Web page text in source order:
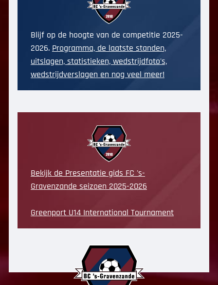
Blijf op de hoogte van de competitie 2025-
2026. Programma, de laatste standen,
uitslagen, statistieken, wedstrijdfoto's,
wedstrijdverslagen en nog veel meer!
Bekijk de Presentatie gids FC 's-
Gravenzande seizoen 2025-2026
Greenport U14 International Tournament